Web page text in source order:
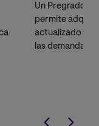
Un Pregrado
permite
actualizado y
las demandas